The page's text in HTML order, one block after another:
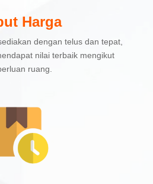
Harga
dengan telus dan tepat,
nilai terbaik mengikut
ruang.